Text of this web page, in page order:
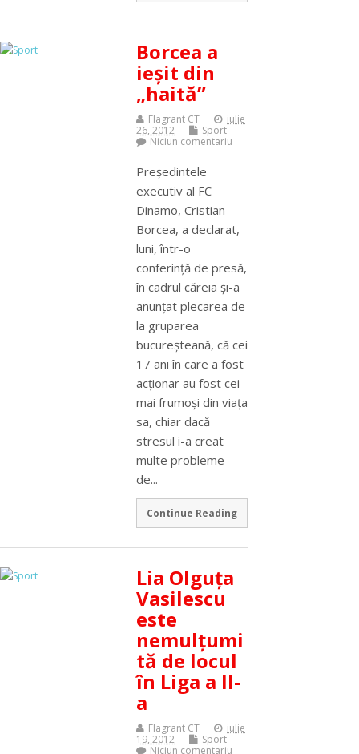
Borcea a
ieşit din
„haită”
Flagrant CT
iulie
26, 2012
Sport
Niciun comentariu
Preşedintele
executiv al FC
Dinamo, Cristian
Borcea, a declarat,
luni, într-o
conferinţă de presă,
în cadrul căreia şi-a
anunţat plecarea de
la gruparea
bucureşteană, că cei
17 ani în care a fost
acţionar au fost cei
mai frumoşi din viaţa
sa, chiar dacă
stresul i-a creat
multe probleme
de...
Continue Reading
Lia Olguţa
Vasilescu
este
nemulţumi
tă de locul
în Liga a II-
a
Flagrant CT
iulie
19, 2012
Sport
Niciun comentariu